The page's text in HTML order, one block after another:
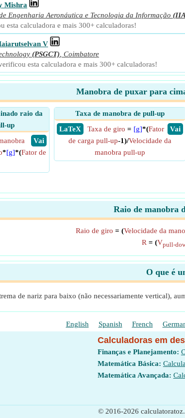
Mishra
Engenharia Aeronáutica e Tecnologia da Informação
esta calculadora e mais 300+ calculadoras!
V
(PSGCT) Coimbatore
esta calculadora e mais 300+ calculadoras!
Manobra de puxar para
raio da
up
​ Vai
*[g]*(Fator de
Taxa de manobra de pull-up
​ LaTeX
​ Vai
Taxa de giro = [g]*(Fator
de carga pull-up-1)/Velocidade da
manobra pull-up
Raio de manobra
Raio de giro = (Velocidade da
R = (Vpull-
O que é
de nariz para baixo (não necessariamente vertical),
English Spanish French
Calculadoras em
Finanças e Planejamento:
Matemática Básica:
Matemática Avançada:
© 2016-2026